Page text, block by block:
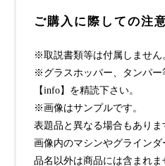
ご購入に際しての注
※取説書類等は付属しません
※グラスホッパー、タンパー
【info】を精読下さい。
※画像はサンプルです。
表題品と異なる場合もありま
画像内のマシンやグラインダ
品名以外は商品には含まれま